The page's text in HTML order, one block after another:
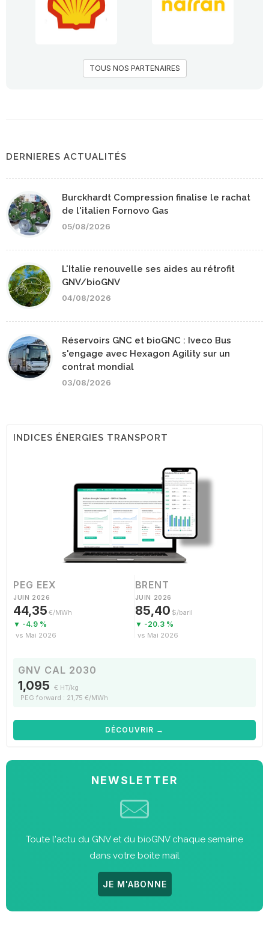
TOUS NOS PARTENAIRES
DERNIERES ACTUALITÉS
Burckhardt Compression finalise le rachat
de l'italien Fornovo Gas
05/08/2026
L'Italie renouvelle ses aides au rétrofit
GNV/bioGNV
04/08/2026
Réservoirs GNC et bioGNC : Iveco Bus
s'engage avec Hexagon Agility sur un
contrat mondial
03/08/2026
INDICES ÉNERGIES TRANSPORT
PEG EEX
JUIN 2026
44,35 €/MWh
▼ -4.9 %
vs Mai 2026
BRENT
JUIN 2026
85,40 $/baril
▼ -20.3 %
vs Mai 2026
GNV CAL 2030
1,095 € HT/kg
PEG forward : 21,75 €/MWh
DÉCOUVRIR →
NEWSLETTER
Toute l'actu du GNV et du bioGNV chaque semaine
dans votre boite mail
JE M'ABONNE